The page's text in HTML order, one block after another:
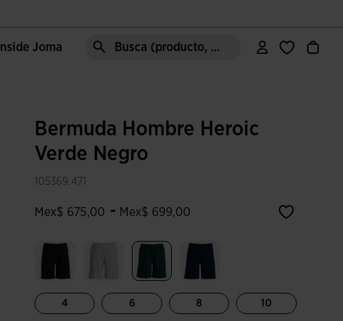
Inside Joma Busca (producto, estilo, área, ect.)
Bermuda Hombre Heroic
Verde Negro
105369.471
Mex$ 675,00 - Mex$ 699,00
4 6 8 10